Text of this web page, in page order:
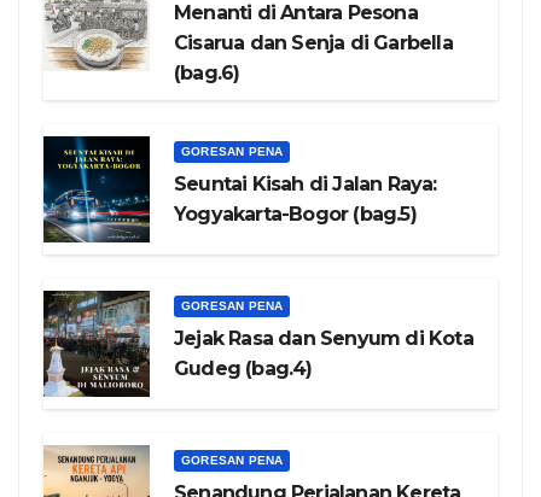
Menanti di Antara Pesona
Cisarua dan Senja di Garbella
(bag.6)
GORESAN PENA
Seuntai Kisah di Jalan Raya:
Yogyakarta-Bogor (bag.5)
GORESAN PENA
Jejak Rasa dan Senyum di Kota
Gudeg (bag.4)
GORESAN PENA